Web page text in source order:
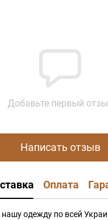
Добавьте первый
Написать отзыв
Оплата
одежду по всей